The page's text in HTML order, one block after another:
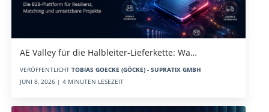
AE Valley für die Halbleiter-Lieferkette: Wa…
VERÖFFENTLICHT TOBIAS GOECKE (GÖCKE) - SUPRATIX GMBH
JUNI 8, 2026 | 4 MINUTEN LESEZEIT